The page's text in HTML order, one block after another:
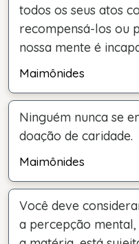
todos os seus atos
recompensá-los ou
nossa mente é
Maimônides
Ninguém nunca se
doação de caridade.
Maimônides
Você deve
a percepção